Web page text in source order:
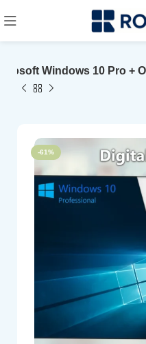
Windows 10 Pro +
-61%